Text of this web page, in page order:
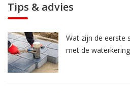
Tips & advies
Wat zijn de eerste
met de